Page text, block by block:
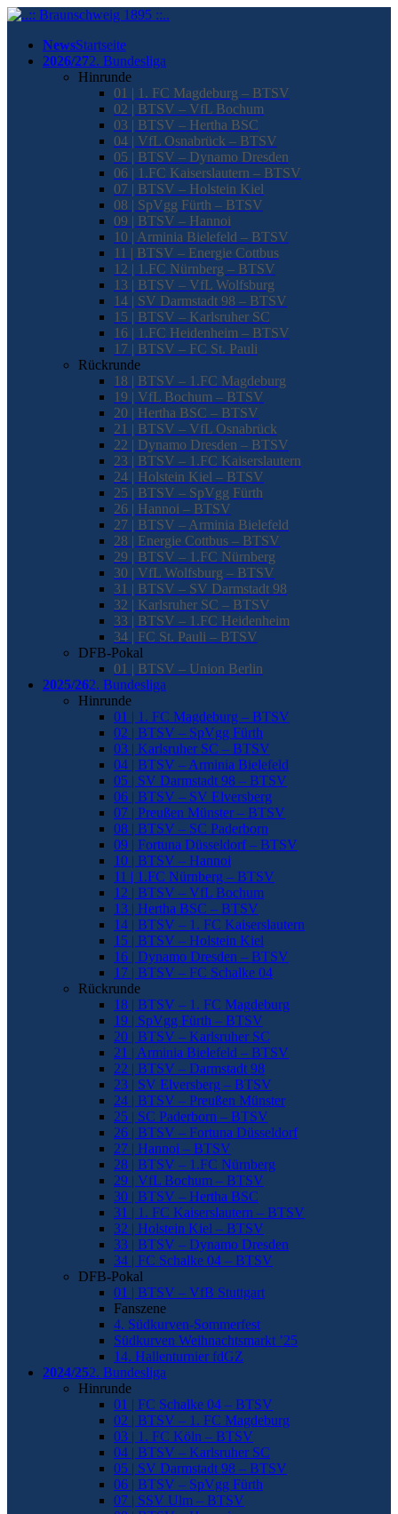
NewsStartseite
2026/272. Bundesliga
Hinrunde
01 | 1. FC Magdeburg – BTSV
02 | BTSV – VfL Bochum
03 | BTSV – Hertha BSC
04 | VfL Osnabrück – BTSV
05 | BTSV – Dynamo Dresden
06 | 1.FC Kaiserslautern – BTSV
07 | BTSV – Holstein Kiel
08 | SpVgg Fürth – BTSV
09 | BTSV – Hannoi
10 | Arminia Bielefeld – BTSV
11 | BTSV – Energie Cottbus
12 | 1.FC Nürnberg – BTSV
13 | BTSV – VfL Wolfsburg
14 | SV Darmstadt 98 – BTSV
15 | BTSV – Karlsruher SC
16 | 1.FC Heidenheim – BTSV
17 | BTSV – FC St. Pauli
Rückrunde
18 | BTSV – 1.FC Magdeburg
19 | VfL Bochum – BTSV
20 | Hertha BSC – BTSV
21 | BTSV – VfL Osnabrück
22 | Dynamo Dresden – BTSV
23 | BTSV – 1.FC Kaiserslautern
24 | Holstein Kiel – BTSV
25 | BTSV – SpVgg Fürth
26 | Hannoi – BTSV
27 | BTSV – Arminia Bielefeld
28 | Energie Cottbus – BTSV
29 | BTSV – 1.FC Nürnberg
30 | VfL Wolfsburg – BTSV
31 | BTSV – SV Darmstadt 98
32 | Karlsruher SC – BTSV
33 | BTSV – 1.FC Heidenheim
34 | FC St. Pauli – BTSV
DFB-Pokal
01 | BTSV – Union Berlin
2025/262. Bundesliga
Hinrunde
01 | 1. FC Magdeburg – BTSV
02 | BTSV – SpVgg Fürth
03 | Karlsruher SC – BTSV
04 | BTSV – Arminia Bielefeld
05 | SV Darmstadt 98 – BTSV
06 | BTSV – SV Elversberg
07 | Preußen Münster – BTSV
08 | BTSV – SC Paderborn
09 | Fortuna Düsseldorf – BTSV
10 | BTSV – Hannoi
11 | 1.FC Nürnberg – BTSV
12 | BTSV – VfL Bochum
13 | Hertha BSC – BTSV
14 | BTSV – 1. FC Kaiserslautern
15 | BTSV – Holstein Kiel
16 | Dynamo Dresden – BTSV
17 | BTSV – FC Schalke 04
Rückrunde
18 | BTSV – 1. FC Magdeburg
19 | SpVgg Fürth – BTSV
20 | BTSV – Karlsruher SC
21 | Arminia Bielefeld – BTSV
22 | BTSV – Darmstadt 98
23 | SV Elversberg – BTSV
24 | BTSV – Preußen Münster
25 | SC Paderborn – BTSV
26 | BTSV – Fortuna Düsseldorf
27 | Hannoi – BTSV
28 | BTSV – 1.FC Nürnberg
29 | VfL Bochum – BTSV
30 | BTSV – Hertha BSC
31 | 1. FC Kaiserslautern – BTSV
32 | Holstein Kiel – BTSV
33 | BTSV – Dynamo Dresden
34 | FC Schalke 04 – BTSV
DFB-Pokal
01 | BTSV – VfB Stuttgart
Fanszene
4. Südkurven-Sommerfest
Südkurven Weihnachtsmarkt ’25
14. Hallenturnier fdGZ
2024/252. Bundesliga
Hinrunde
01 | FC Schalke 04 – BTSV
02 | BTSV – 1. FC Magdeburg
03 | 1. FC Köln – BTSV
04 | BTSV – Karlsruher SC
05 | SV Darmstadt 98 – BTSV
06 | BTSV – SpVgg Fürth
07 | SSV Ulm – BTSV